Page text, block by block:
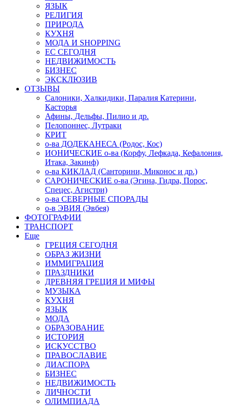
ЯЗЫК
РЕЛИГИЯ
ПРИРОДА
КУХНЯ
МОДА И SHOPPING
ЕС СЕГОДНЯ
НЕДВИЖИМОСТЬ
БИЗНЕС
ЭКСКЛЮЗИВ
ОТЗЫВЫ
Салоники, Халкидики, Паралия Катерини,
Касторья
Афины, Дельфы, Пилио и др.
Пелопоннес, Лутраки
КРИТ
о-ва ДОДЕКАНЕСА (Родос, Кос)
ИОНИЧЕСКИЕ о-ва (Корфу, Лефкада, Кефалония,
Итака, Закинф)
о-ва КИКЛАД (Санторини, Миконос и др.)
САРОНИЧЕСКИЕ о-ва (Эгина, Гидра, Порос,
Спецес, Агистри)
о-ва СЕВЕРНЫЕ СПОРАДЫ
о-в ЭВИЯ (Эвбея)
ФОТОГРАФИИ
ТРАНСПОРТ
Еще
ГРЕЦИЯ СЕГОДНЯ
ОБРАЗ ЖИЗНИ
ИММИГРАЦИЯ
ПРАЗДНИКИ
ДРЕВНЯЯ ГРЕЦИЯ И МИФЫ
МУЗЫКА
КУХНЯ
ЯЗЫК
МОДА
ОБРАЗОВАНИЕ
ИСТОРИЯ
ИСКУССТВО
ПРАВОСЛАВИЕ
ДИАСПОРА
БИЗНЕС
НЕДВИЖИМОСТЬ
ЛИЧНОСТИ
ОЛИМПИАДА